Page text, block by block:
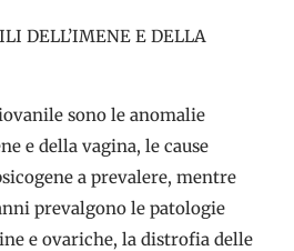
DELL’IMENE E DELLA
sono le anomalie
e della vagina, le cause
a prevalere, mentre
prevalgono le patologie
e ovariche, la distrofia delle